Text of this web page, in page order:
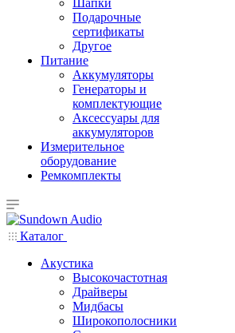
Шапки
Подарочные
сертификаты
Другое
Питание
Аккумуляторы
Генераторы и
комплектующие
Аксессуары для
аккумуляторов
Измерительное
оборудование
Ремкомплекты
Каталог
Акустика
Высокочастотная
Драйверы
Мидбасы
Широкополосники